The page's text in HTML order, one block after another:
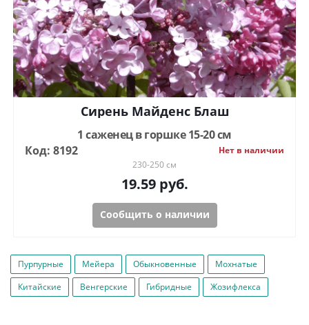
Сирень Майденс Блаш
1 саженец в горшке 15-20 см
Код: 8192
Нет в наличии
230-250 см
19.59руб.
Сообщить о наличии
Пурпурные Мейера Обыкновенные
Мохнатые
Китайские
Венгерские Гибридные Жозифлекса